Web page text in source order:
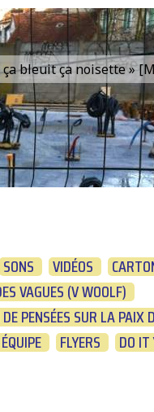
bleuit ça noisette »
SONS VIDÉOS
VAGUES (V WOOLF)
PENSÉES SUR LA PAIX
FLYERS DO IT